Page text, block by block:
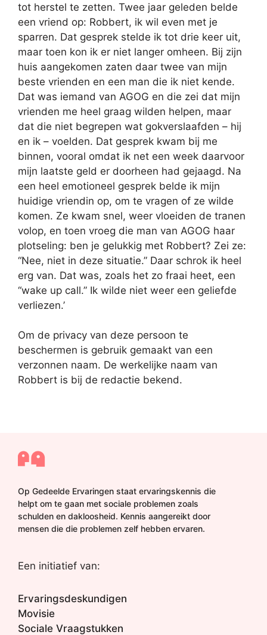
tot herstel te zetten. Twee jaar geleden belde
een vriend op: Robbert, ik wil even met je
sparren. Dat gesprek stelde ik tot drie keer uit,
maar toen kon ik er niet langer omheen. Bij zijn
huis aangekomen zaten daar twee van mijn
beste vrienden en een man die ik niet kende.
Dat was iemand van AGOG en die zei dat mijn
vrienden me heel graag wilden helpen, maar
dat die niet begrepen wat gokverslaafden – hij
en ik – voelden. Dat gesprek kwam bij me
binnen, vooral omdat ik net een week daarvoor
mijn laatste geld er doorheen had gejaagd. Na
een heel emotioneel gesprek belde ik mijn
huidige vriendin op, om te vragen of ze wilde
komen. Ze kwam snel, weer vloeiden de tranen
volop, en toen vroeg die man van AGOG haar
plotseling: ben je gelukkig met Robbert? Zei ze:
“Nee, niet in deze situatie.” Daar schrok ik heel
erg van. Dat was, zoals het zo fraai heet, een
“wake up call.” Ik wilde niet weer een geliefde
verliezen.’
Om de privacy van deze persoon te
beschermen is gebruik gemaakt van een
verzonnen naam. De werkelijke naam van
Robbert is bij de redactie bekend.
Op Gedeelde Ervaringen staat ervaringskennis die
helpt om te gaan met sociale problemen zoals
schulden en dakloosheid. Kennis aangereikt door
mensen die die problemen zelf hebben ervaren.
Een initiatief van:
Ervaringsdeskundigen
Movisie
Sociale Vraagstukken